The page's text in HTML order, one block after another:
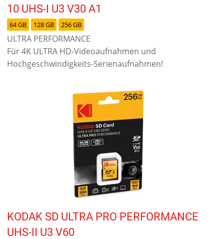
10 UHS-I U3 V30 A1
64 GB 128 GB 256 GB
ULTRA PERFORMANCE
Für 4K ULTRA HD-Videoaufnahmen und
Hochgeschwindigkeits-Serienaufnahmen!
KODAK SD ULTRA PRO PERFORMANCE
UHS-II U3 V60